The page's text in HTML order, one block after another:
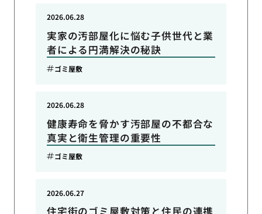
実家の汚部屋化に悩む子供世代と業
者による円満解決の秘訣
2026.06.28
ゴミ屋敷
健康寿命を脅かす汚部屋の不都合な
真実と衛生管理の重要性
2026.06.28
ゴミ屋敷
2026.06.27